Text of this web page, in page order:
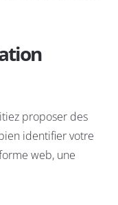
proposer des
identifier votre
web, une